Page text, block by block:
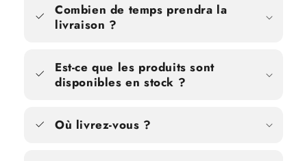
Combien de temps prendra la
livraison ?
Est-ce que les produits sont
disponibles en stock ?
Où livrez-vous ?